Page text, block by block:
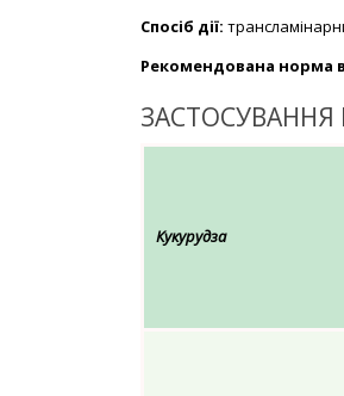
Спосіб дії:
Рекомендована норма
ЗАСТОСУВАННЯ
Кукурудза